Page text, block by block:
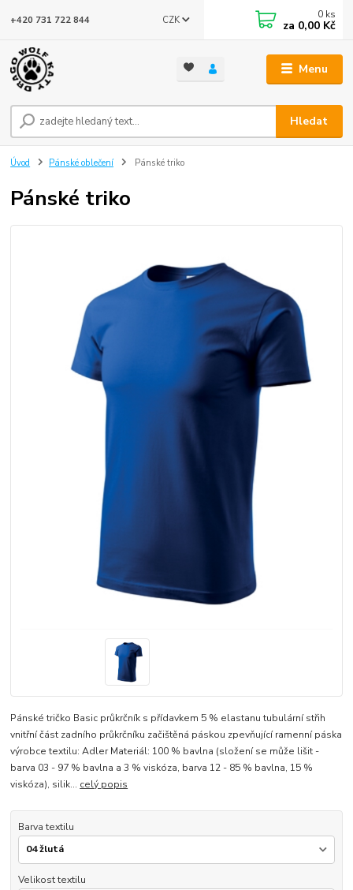
Menu
CZK
Hledat
+420 731 722 844 0 ks
za 0,00 Kč
Úvod Pánské oblečení Pánské triko
Pánské triko
Pánské tričko Basic průkrčník s přídavkem 5 % elastanu tubulární střih
vnitřní část zadního průkrčníku začištěná páskou zpevňující ramenní páska
výrobce textilu: Adler Materiál: 100 % bavlna (složení se může lišit -
barva 03 - 97 % bavlna a 3 % viskóza, barva 12 - 85 % bavlna, 15 %
viskóza), silik... celý popis
Barva textilu
Velikost textilu